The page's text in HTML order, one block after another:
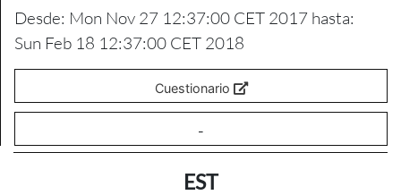
Desde: Mon Nov 27 12:37:00 CET 2017 hasta:
Sun Feb 18 12:37:00 CET 2018
Cuestionario
-
EST